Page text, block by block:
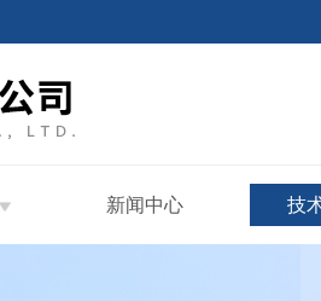
新闻中心 技